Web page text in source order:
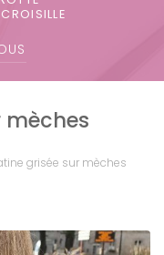
mèches
grisée sur mèches